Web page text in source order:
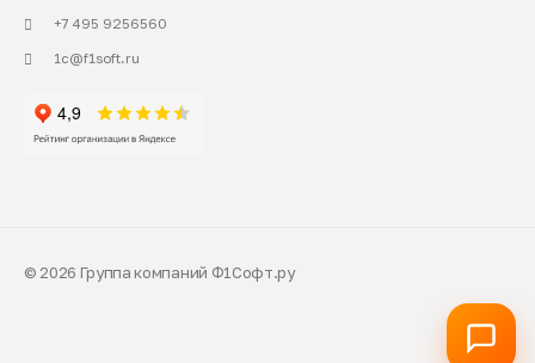
+7 495 9256560
1c@f1soft.ru
© 2026 Группа компаний Ф1Софт.ру